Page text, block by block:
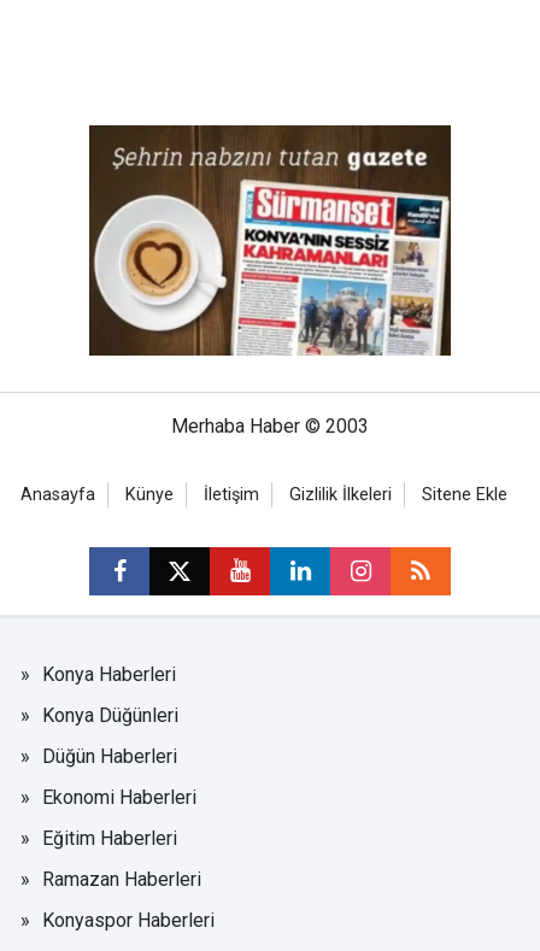
Merhaba Haber © 2003
Anasayfa Künye İletişim Gizlilik İlkeleri Sitene Ekle
Konya Haberleri
Konya Düğünleri
Düğün Haberleri
Ekonomi Haberleri
Eğitim Haberleri
Ramazan Haberleri
Konyaspor Haberleri